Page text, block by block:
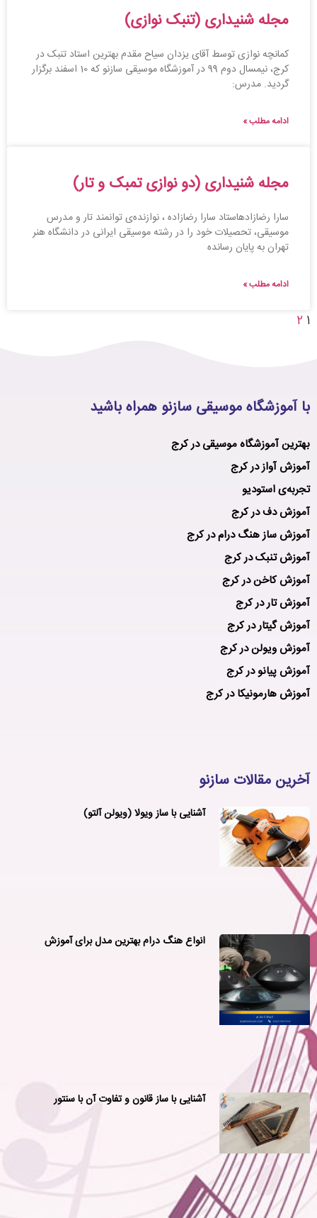
مجله شنیداری (تنبک نوازی)
کمانچه نوازی توسط آقای یزدان سیاح مقدم بهترین استاد تنبک در
کرج، نیمسال دوم 99 در آموزشگاه موسیقی سازنو که 10 اسفند برگزار
گردید. مدرس:
ادامه مطلب »
مجله شنیداری (دو نوازی تمبک و تار)
سارا رضازادهاستاد سارا رضازاده ، نوازنده‌ی توانمند تار و مدرس
موسیقی، تحصیلات خود را در رشته موسیقی ایرانی در دانشگاه هنر
تهران به پایان رسانده
ادامه مطلب »
1
2
با آموزشگاه موسیقی سازنو همراه باشید
بهترین آموزشگاه موسیقی در کرج
آموزش آواز در کرج
تجربه‌ی استودیو
آموزش دف در کرج
آموزش ساز هنگ درام در کرج
آموزش تنبک در کرج
آموزش کاخن در کرج
آموزش تار در کرج
آموزش گیتار در کرج
آموزش ویولن در کرج
آموزش پیانو در کرج
آموزش هارمونیکا در کرج
آخرین مقالات سازنو
آشنایی با ساز ویولا (ویولن آلتو)
انواع هنگ درام بهترین مدل برای آموزش
آشنایی با ساز قانون و تفاوت آن با سنتور